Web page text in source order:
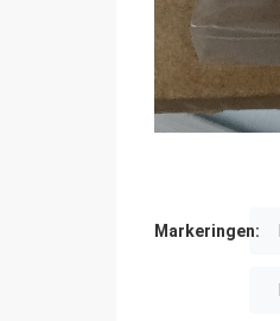
Markeringen: